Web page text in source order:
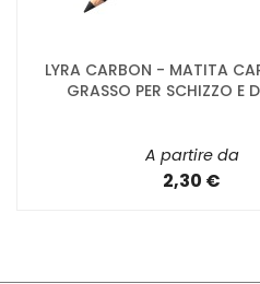
LYRA CARBON - MATITA
GRASSO PER SCHIZZO E
A partire da
2,30 €